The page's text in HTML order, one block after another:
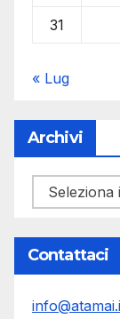
31
« Lug
Archivi
Archivi
Contattaci